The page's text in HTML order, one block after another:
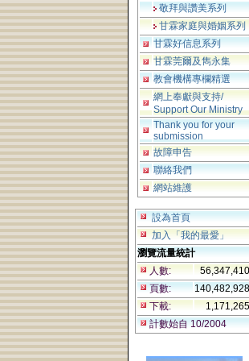
敬拜與讚美系列
甘霖家庭與婚姻系列
甘霖好信息系列
甘霖莞爾及雋永集
教會機構專欄精選
網上奉獻與支持/
Support Our Ministry
Thank you for your
submission
故障申告
聯絡我們
網站維護
設為首頁
加入「我的最愛」
瀏覽流量統計
人數:
頁數:
下載:
計數始自 10/2004